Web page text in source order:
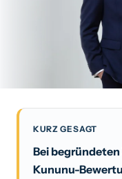
KURZ GESAGT
Bei
Kununu-